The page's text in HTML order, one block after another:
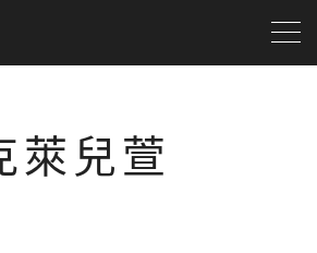
萊兒萱